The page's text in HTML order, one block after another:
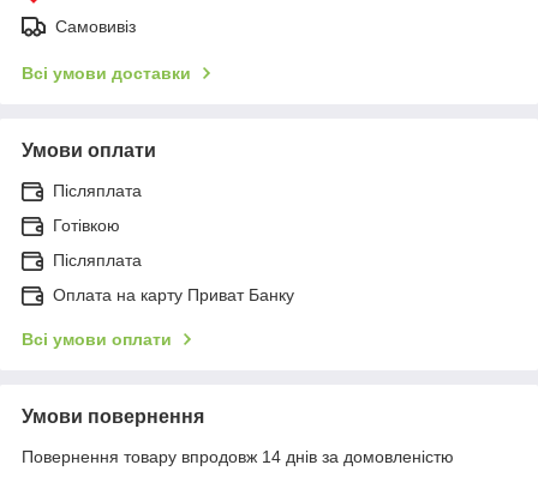
Самовивіз
Всі умови доставки
Умови оплати
Післяплата
Готівкою
Післяплата
Оплата на карту Приват Банку
Всі умови оплати
Умови повернення
Повернення товару впродовж 14 днів за домовленістю